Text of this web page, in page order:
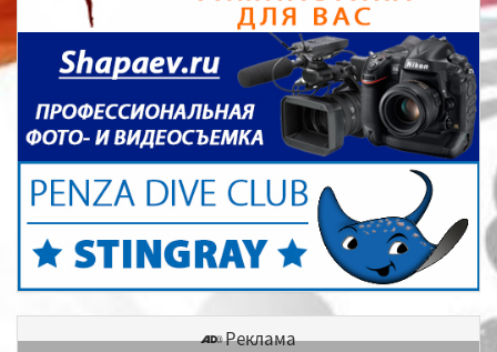
Реклама